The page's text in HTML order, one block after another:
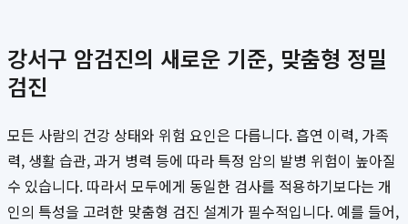
강서구 암검진의 새로운 기준, 맞춤형 정밀
검진
모든 사람의 건강 상태와 위험 요인은 다릅니다. 흡연 이력, 가족
력, 생활 습관, 과거 병력 등에 따라 특정 암의 발병 위험이 높아질
수 있습니다. 따라서 모두에게 동일한 검사를 적용하기보다는 개
인의 특성을 고려한 맞춤형 검진 설계가 필수적입니다. 예를 들어,